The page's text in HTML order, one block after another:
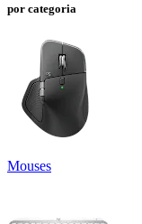
por categoria
Mouses